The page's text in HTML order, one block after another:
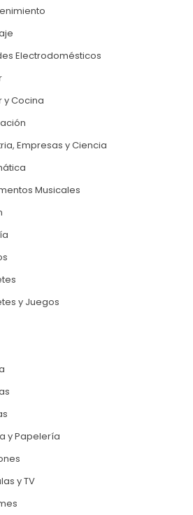
Electrodomésticos
y Cocina
Empresas y Ciencia
Musicales
y Juegos
y Papelería
y TV